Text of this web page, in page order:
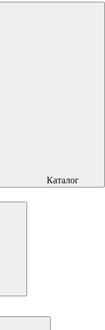
Каталог